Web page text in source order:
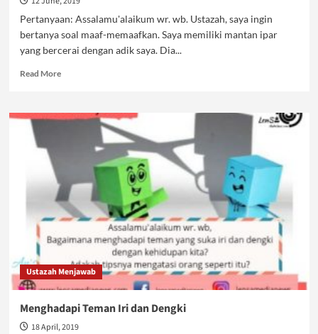
Pertanyaan: Assalamu'alaikum wr. wb. Ustazah, saya ingin
bertanya soal maaf-memaafkan. Saya memiliki mantan ipar
yang bercerai dengan adik saya. Dia...
Read MoreRead
Ustazah
Ustazah Menjawab
Menghadapi Teman Iri dan Dengki
18 April, 2019